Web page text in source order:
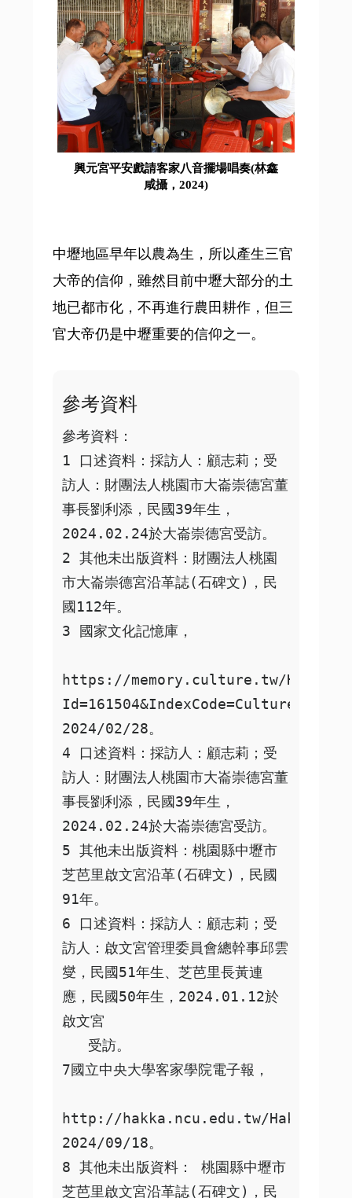
興元宮平安戲請客家八音擺場唱奏(林鑫
咸攝，2024)
中壢地區早年以農為生，所以產生三官
大帝的信仰，雖然目前中壢大部分的土
地已都市化，不再進行農田耕作，但三
官大帝仍是中壢重要的信仰之一。
參考資料
參考資料：
1 口述資料：採訪人：顧志莉；受
訪人：財團法人桃園市大崙崇德宮董
事長劉利添，民國39年生，
2024.02.24於大崙崇德宮受訪。
2 其他未出版資料：財團法人桃園
市大崙崇德宮沿革誌(石碑文)，民
國112年。
3 國家文化記憶庫，
https://memory.culture.tw/Home/
Id=161504&IndexCode=Culture_Place
2024/02/28。
4 口述資料：採訪人：顧志莉；受
訪人：財團法人桃園市大崙崇德宮董
事長劉利添，民國39年生，
2024.02.24於大崙崇德宮受訪。
5 其他未出版資料：桃園縣中壢市
芝芭里啟文宮沿革(石碑文)，民國
91年。
6 口述資料：採訪人：顧志莉；受
訪人：啟文宮管理委員會總幹事邱雲
燮，民國51年生、芝芭里長黃連
應，民國50年生，2024.01.12於
啟文宮
7國立中央大學客家學院電子報，
http://hakka.ncu.edu.tw/
2024/09/18。
8 其他未出版資料： 桃園縣中壢市
芝芭里啟文宮沿革誌(石碑文)，民